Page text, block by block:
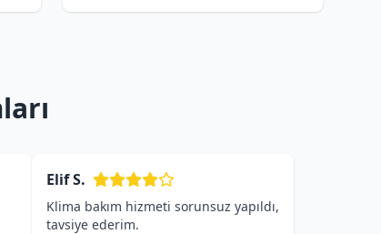
Elif S.
Klima bakım hizmeti sorunsuz yapıldı,
tavsiye ederim.